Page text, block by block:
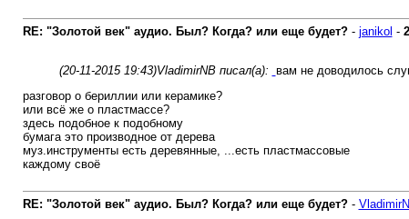
RE: "Золотой век" аудио. Был? Когда? или еще будет?- janikol -
(20-11-2015 19:43)VladimirNB писал(а): вам не доводилось
разговор о бериллии или керамике?
или всё же о пластмассе?
здесь подобное к подобному
бумага это производное от дерева
муз.инструменты есть деревянные, ...есть пластмассовые
каждому своё
RE: "Золотой век" аудио. Был? Когда? или еще будет?-